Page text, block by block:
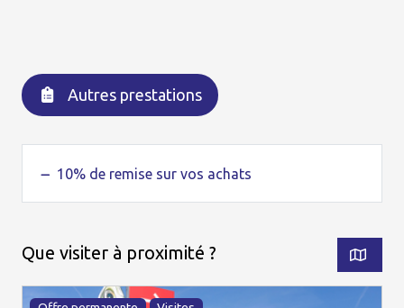
Autres prestations
10% de remise sur vos achats
Que visiter à proximité ?